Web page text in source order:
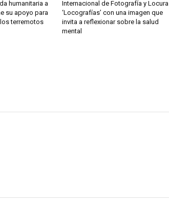
humanitaria a
su apoyo para
terremotos
Internacional de Fotografía y Locura
‘Locografías’ con una imagen que
invita a reflexionar sobre la salud
mental